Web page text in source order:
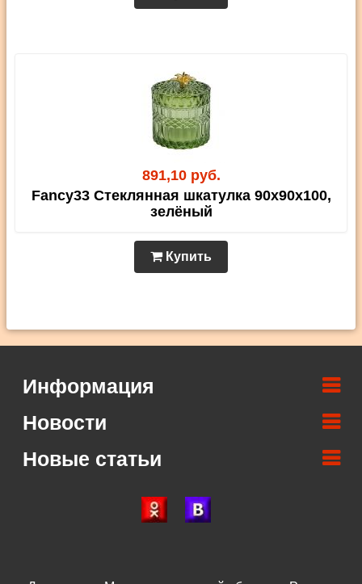
891,10 руб.
Fancy33 Стеклянная шкатулка 90х90х100,
зелёный
Купить
Информация
Новости
Новые статьи